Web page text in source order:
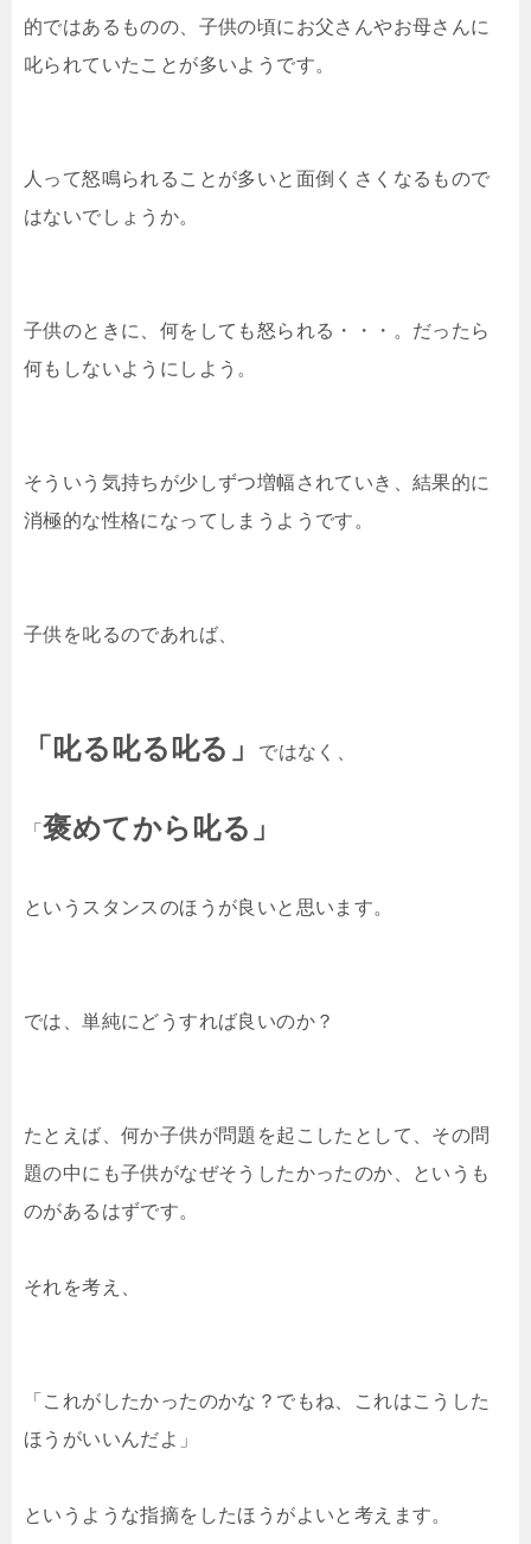
的ではあるものの、子供の頃にお父さんやお母さんに
叱られていたことが多いようです。
人って怒鳴られることが多いと面倒くさくなるもので
はないでしょうか。
子供のときに、何をしても怒られる・・・。だったら
何もしないようにしよう。
そういう気持ちが少しずつ増幅されていき、結果的に
消極的な性格になってしまうようです。
子供を叱るのであれば、
「叱る叱る叱る」 ではなく、
「褒めてから叱る」
というスタンスのほうが良いと思います。
では、単純にどうすれば良いのか？
たとえば、 何か子供が問題を起こしたとして、その問
題の中にも子供がなぜそうしたかったのか、というも
のがあるはずです。
それを考え、
「これがしたかったのかな？でもね、これはこうした
ほうがいいんだよ」
というような指摘をしたほうがよいと考えます。